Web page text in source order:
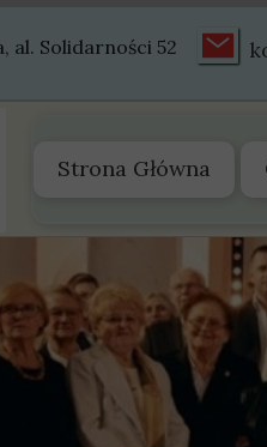
Strona Główna
al. Solidarności 52